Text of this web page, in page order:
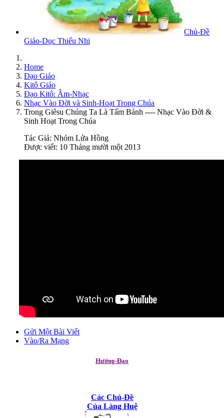
Chủ-Đề
Giáo-Dục Thiếu Nhi
Home
Đạo Giáo
Kitô Giáo
Đạo Kitô: Âm-Nhạc
Nhạc Vào Đời và Sinh-Hoạt Trong Chúa
Trong Giêsu Chúng Ta Là Tấm Bánh ---- Nhạc Vào Đời &
Sinh Hoạt Trong Chúa
Tác Giả: Nhóm Lửa Hồng
Được viết: 10 Tháng mười một 2013
Gửi Một Bài Viết
Vào/Ra Mạng
Hướng-Đạo
Các Chủ-Đề
Của Làng Huệ